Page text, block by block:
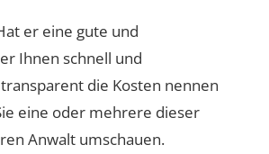
er eine gute und
Ihnen schnell und
die Kosten nennen
eine oder mehrere dieser
Anwalt umschauen.